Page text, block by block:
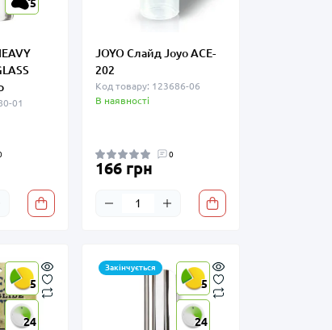
5
01
JOYO Слайд Joyo ACE-
202
Код товару: 123686-06
В наявності
0
166 грн
5
24
Закінчується
5
24